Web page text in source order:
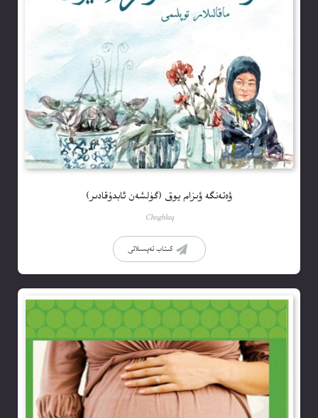
ۋەتەنگە ۋىزام يوق (گۈلشەن ئابدۇقادىر)
Choghluq
كىتاب تەپسىلاتى